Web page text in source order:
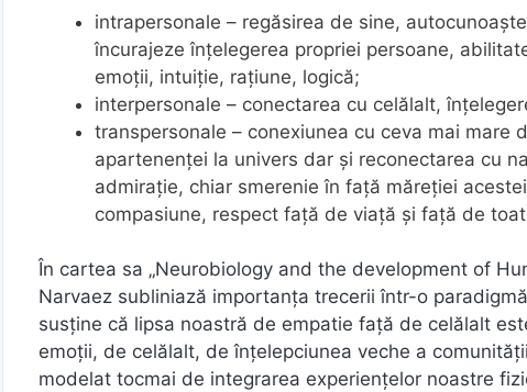
intrapersonale – regăsirea de sine,
încurajeze înţelegerea propriei persoane,
emoţii, intuiţie, raţiune, logică;
interpersonale – conectarea cu celălalt,
transpersonale – conexiunea cu ceva mai
apartenenţei la univers dar şi reconectarea cu
admiraţie, chiar smerenie în faţă măreţiei
compasiune, respect faţă de viaţă şi faţă de
În cartea sa „Neurobiology and the development of
Narvaez subliniază importanţa trecerii într-o
susţine că lipsa noastră de empatie faţă de celălalt
emoţii, de celălalt, de înţelepciunea veche a
modelat tocmai de integrarea experienţelor noastre